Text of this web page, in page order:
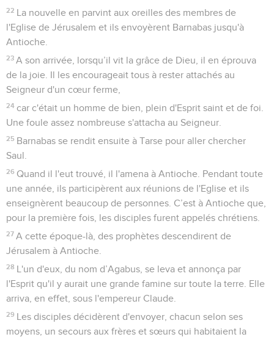
22 La nouvelle en parvint aux oreilles des membres de
l'Eglise de Jérusalem et ils envoyèrent Barnabas jusqu'à
Antioche.
23 A son arrivée, lorsqu’il vit la grâce de Dieu, il en éprouva
de la joie. Il les encourageait tous à rester attachés au
Seigneur d'un cœur ferme,
24 car c'était un homme de bien, plein d'Esprit saint et de foi.
Une foule assez nombreuse s'attacha au Seigneur.
25 Barnabas se rendit ensuite à Tarse pour aller chercher
Saul.
26 Quand il l'eut trouvé, il l'amena à Antioche. Pendant toute
une année, ils participèrent aux réunions de l'Eglise et ils
enseignèrent beaucoup de personnes. C’est à Antioche que,
pour la première fois, les disciples furent appelés chrétiens.
27 A cette époque-là, des prophètes descendirent de
Jérusalem à Antioche.
28 L'un d'eux, du nom d’Agabus, se leva et annonça par
l'Esprit qu'il y aurait une grande famine sur toute la terre. Elle
arriva, en effet, sous l'empereur Claude.
29 Les disciples décidèrent d'envoyer, chacun selon ses
moyens, un secours aux frères et sœurs qui habitaient la